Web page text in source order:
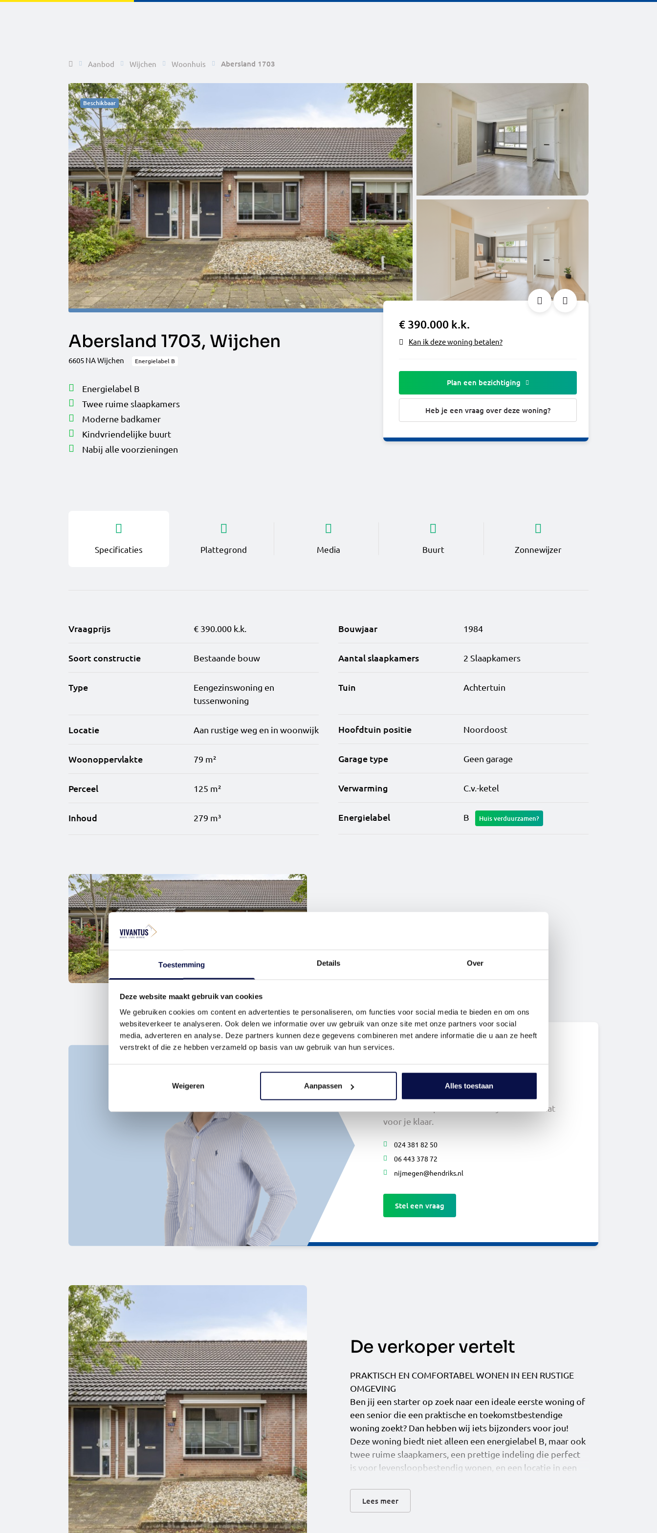
Toestemming Details Over
Deze website maakt gebruik van cookies
We gebruiken cookies om content en advertenties te personaliseren, om functies voor social media te bieden en om ons
websiteverkeer te analyseren. Ook delen we informatie over uw gebruik van onze site met onze partners voor social
media, adverteren en analyse. Deze partners kunnen deze gegevens combineren met andere informatie die u aan ze heeft
verstrekt of die ze hebben verzameld op basis van uw gebruik van hun services.
Weigeren Aanpassen Alles toestaan
HomeAanbod Wijchen Woonhuis Abersland 1703
Beschikbaar
Abersland 1703, Wijchen
6605 NA Wijchen Energielabel B
Energielabel B
Twee ruime slaapkamers
Moderne badkamer
Kindvriendelijke buurt
Nabij alle voorzieningen
€ 390.000 k.k.
Kan ik deze woning betalen?
Plan een bezichtiging
Heb je een vraag over deze woning?
Specificaties Plattegrond Media Buurt Zonnewijzer
Vraagprijs € 390.000 k.k.
Soort constructie Bestaande bouw
Type
Eengezinswoning en
tussenwoning
Locatie Aan rustige weg en in woonwijk
Woonoppervlakte 79 m²
Perceel 125 m²
Inhoud 279 m³
Bouwjaar 1984
Aantal slaapkamers 2 Slaapkamers
Tuin Achtertuin
Hoofdtuin positie Noordoost
Garage type Geen garage
Verwarming C.v.-ketel
Energielabel B Huis verduurzamen?
Vragen over deze
woning?
Onze verkoopmakelaar Jaimy de Geus staat
voor je klaar.
024 381 82 50
06 443 378 72
nijmegen@hendriks.nl
Stel een vraag
De verkoper vertelt
PRAKTISCH EN COMFORTABEL WONEN IN EEN RUSTIGE
OMGEVING
Ben jij een starter op zoek naar een ideale eerste woning of
een senior die een praktische en toekomstbestendige
woning zoekt? Dan hebben wij iets bijzonders voor jou!
Deze woning biedt niet alleen een energielabel B, maar ook
twee ruime slaapkamers, een prettige indeling die perfect
is voor levensloopbestendig wonen, en een locatie in een
en een fijne tuin aan toe, en je bent helemaal klaar voor een
nieuw hoofdstuk. Lees snel verder om meer te ontdekken
Lees meer